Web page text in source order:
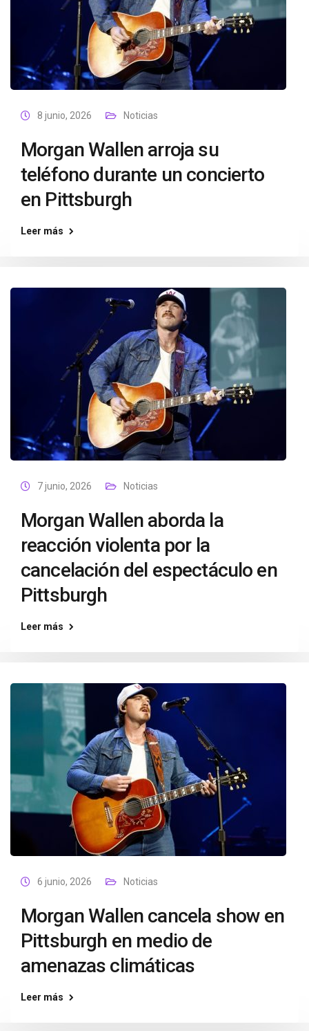
8 junio, 2026 Noticias
Morgan Wallen arroja su
teléfono durante un concierto
en Pittsburgh
Leer más
7 junio, 2026 Noticias
Morgan Wallen aborda la
reacción violenta por la
cancelación del espectáculo en
Pittsburgh
Leer más
6 junio, 2026 Noticias
Morgan Wallen cancela show en
Pittsburgh en medio de
amenazas climáticas
Leer más